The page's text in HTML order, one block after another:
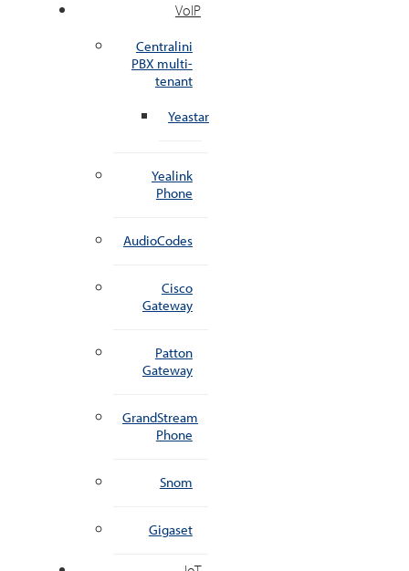
VoIP
Centralini
PBX multi-
tenant
Yeastar
Yealink
Phone
AudioCodes
Cisco
Gateway
Patton
Gateway
GrandStream
Phone
Snom
Gigaset